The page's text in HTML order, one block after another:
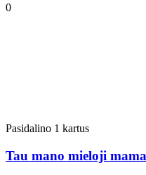
0
Pasidalino 1 kartus
Tau mano mieloji mama